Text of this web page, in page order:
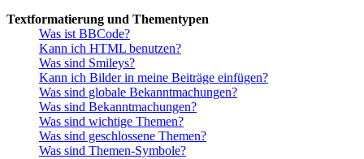
Textformatierung und Thementypen
Was ist BBCode?
Kann ich HTML benutzen?
Was sind Smileys?
Kann ich Bilder in meine Beiträge einfügen?
Was sind globale Bekanntmachungen?
Was sind Bekanntmachungen?
Was sind wichtige Themen?
Was sind geschlossene Themen?
Was sind Themen-Symbole?